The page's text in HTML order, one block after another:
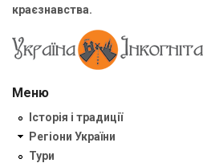
краєзнавства.
Меню
Історія і традиції
Регіони України
Тури